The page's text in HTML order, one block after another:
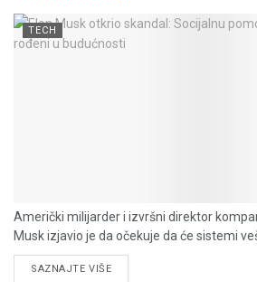
TECH
Američki milijarder i izvršni direktor
Musk izjavio je da očekuje da će sistemi
SAZNAJTE VIŠEDETAILS